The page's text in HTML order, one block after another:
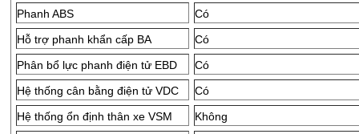
Phanh ABS
Có
Hỗ trợ phanh khẩn cấp BA
Có
Phân bổ lực phanh điện tử EBD
Có
Hệ thống cân bằng điện tử VDC
Có
Hệ thống ổn định thân xe VSM
Không